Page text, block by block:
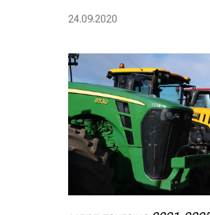
24.09.2020